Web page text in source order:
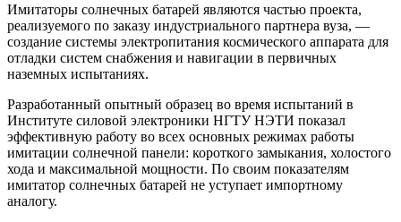
Имитаторы солнечных батарей являются частью проекта,
реализуемого по заказу индустриального партнера вуза, —
создание системы электропитания космического аппарата для
отладки систем снабжения и навигации в первичных
наземных испытаниях.
Разработанный опытный образец во время испытаний в
Институте силовой электроники НГТУ НЭТИ показал
эффективную работу во всех основных режимах работы
имитации солнечной панели: короткого замыкания, холостого
хода и максимальной мощности. По своим показателям
имитатор солнечных батарей не уступает импортному
аналогу.